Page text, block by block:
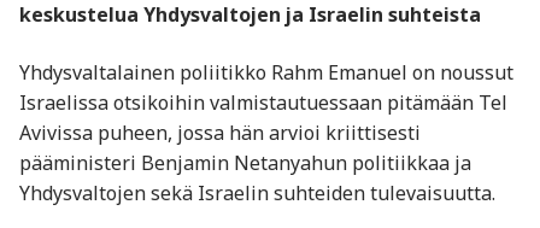
keskustelua Yhdysvaltojen ja Israelin suhteista
Yhdysvaltalainen poliitikko Rahm Emanuel on noussut
Israelissa otsikoihin valmistautuessaan pitämään Tel
Avivissa puheen, jossa hän arvioi kriittisesti
pääministeri Benjamin Netanyahun politiikkaa ja
Yhdysvaltojen sekä Israelin suhteiden tulevaisuutta.